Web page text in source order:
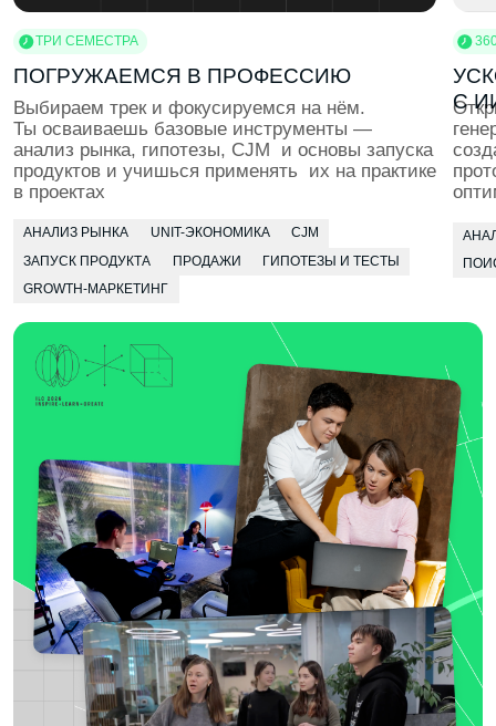
в коммерческие проекты для компаний-партнёров
и муниципальные инициативы. Помогаем стартовать
в качестве фрилансера — работа над заказами идёт
Учимся использовать профессиональные
инструменты: Figma, Adobe, Python, SQL, CRM,
аналитические платформы. Ты создаёшь мини-
проект, отрабатываешь навыки и получаешь фидбек
сразу на месте
ВОРКШОПЫ
и маркетинговые компании, чтобы увидеть, с какими
задачами работают профессионалы
4 КУРС
В твоём портфолио будут реальные
бизнес‑кейсы: запуск продуктов, продажи
и развитие проектов